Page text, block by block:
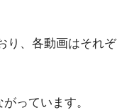
り、各動画はそれぞ
っています。